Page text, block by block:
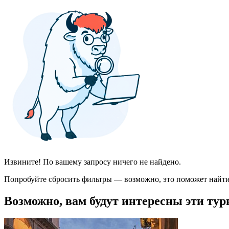
Извините! По вашему запросу ничего не найдено.
Попробуйте сбросить фильтры — возможно, это поможет
Возможно, вам будут интересны эти